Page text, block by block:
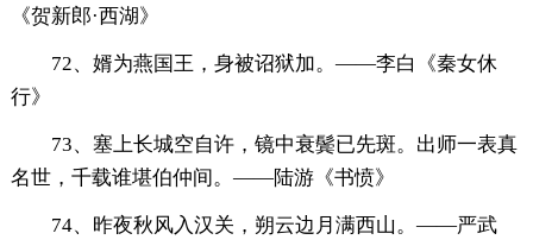
《贺新郎·西湖》
72、婿为燕国王，身被诏狱加。——李白《秦女休
行》
73、塞上长城空自许，镜中衰鬓已先斑。出师一表真
名世，千载谁堪伯仲间。——陆游《书愤》
74、昨夜秋风入汉关，朔云边月满西山。——严武